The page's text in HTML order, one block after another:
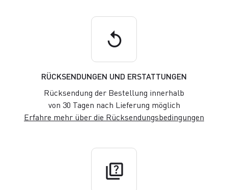
replay
RÜCKSENDUNGEN UND ERSTATTUNGEN
Rücksendung der Bestellung innerhalb
von 30 Tagen nach Lieferung möglich
Erfahre mehr über die Rücksendungsbedingungen
quiz